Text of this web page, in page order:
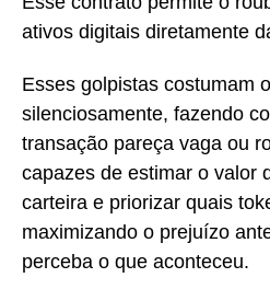
ativos digitais diretamente
Esses golpistas costumam
silenciosamente, fazendo
transação pareça vaga ou
capazes de estimar o valor
carteira e priorizar quais
maximizando o prejuízo
perceba o que aconteceu.